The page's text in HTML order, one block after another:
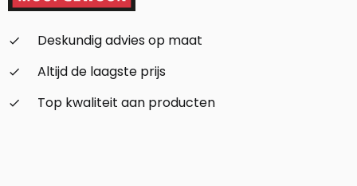
check_small
Deskundig advies op maat
check_small
Altijd de laagste prijs
check_small
Top kwaliteit aan producten